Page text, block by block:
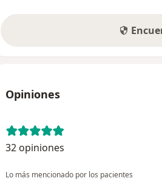
Opiniones
32 opiniones
Lo más mencionado por los pacientes